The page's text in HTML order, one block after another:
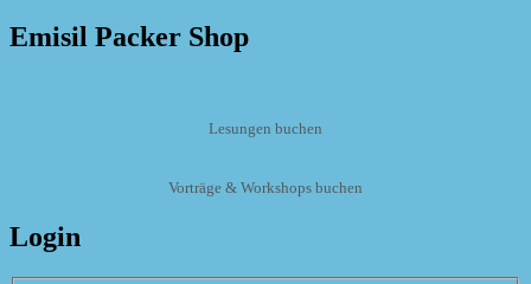
Emisil Packer Shop
Lesungen buchen
Vorträge & Workshops buchen
Login